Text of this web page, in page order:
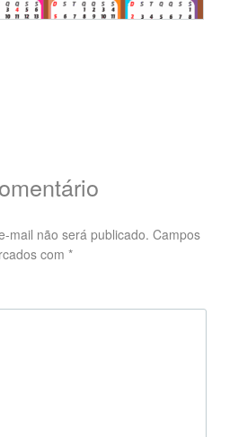
mail não será publicado. Campos
com *